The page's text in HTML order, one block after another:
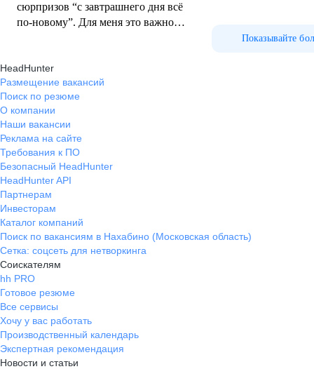
сюрпризов “с завтрашнего дня всё
по-новому”. Для меня это важно.
договорённости соблюдаются,
резких движений нет. В текущих
реалиях это большой плюс.
Замечательный коллектив и
адекватное руководство, все
условия в компании прозрачные и
понятные.
Показывайте
HeadHunter
Размещение вакансий
Поиск по резюме
О компании
Наши вакансии
Реклама на сайте
Требования к ПО
Безопасный HeadHunter
HeadHunter API
Партнерам
Инвесторам
Каталог компаний
Поиск по вакансиям в Нахабино (Московская область)
Сетка: соцсеть для нетворкинга
Соискателям
hh PRO
Готовое резюме
Все сервисы
Хочу у вас работать
Производственный календарь
Экспертная рекомендация
Новости и статьи